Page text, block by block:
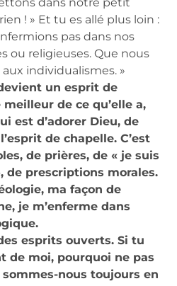
! » Et tu es allé plus loin :
pas dans nos
ou religieuses. Que nous
individualismes. »
un esprit de
de ce qu’elle a,
est d’adorer Dieu, de
de chapelle. C’est
de prières, de « je suis
de prescriptions morales.
ma façon de
je m’enferme dans
esprits ouverts. Si tu
de moi, pourquoi ne pas
nous toujours en